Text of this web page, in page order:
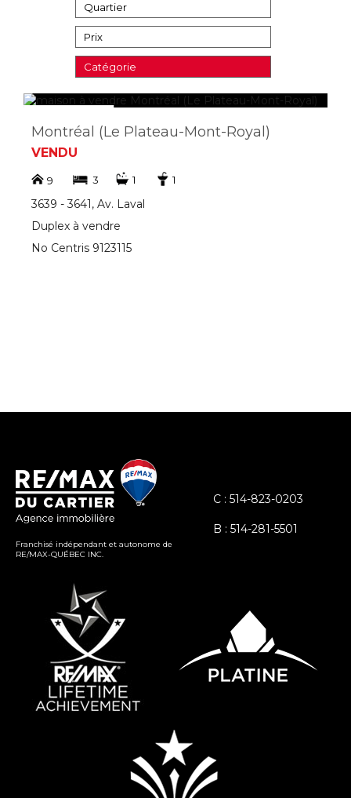
Quartier
Prix
Catégorie
Montréal (Le Plateau-Mont-Royal)
VENDU
9 3 1 1
3639 - 3641, Av. Laval
Duplex à vendre
No Centris 9123115
Franchisé indépendant et autonome de
RE/MAX-QUÉBEC INC.
C : 514-823-0203
B : 514-281-5501